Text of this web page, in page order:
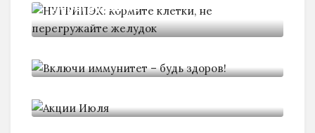
перегружайте
Помогите своему благодарному